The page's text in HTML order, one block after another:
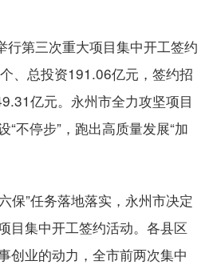
第三次重大项目集中开工签约
、总投资191.06亿元，签约招
亿元。永州市全力攻坚项目
“不停步”，跑出高质量发展“加
”任务落地落实，永州市决定
目集中开工签约活动。各县区
创业的动力，全市前两次集中